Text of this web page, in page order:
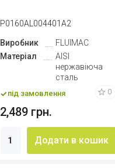
P0160AL004401A2
Виробник
FLUIMAC
Матеріал
AISI
нержавіюча
сталь
під замовлення 0
2,489 грн.
Додати в кошик